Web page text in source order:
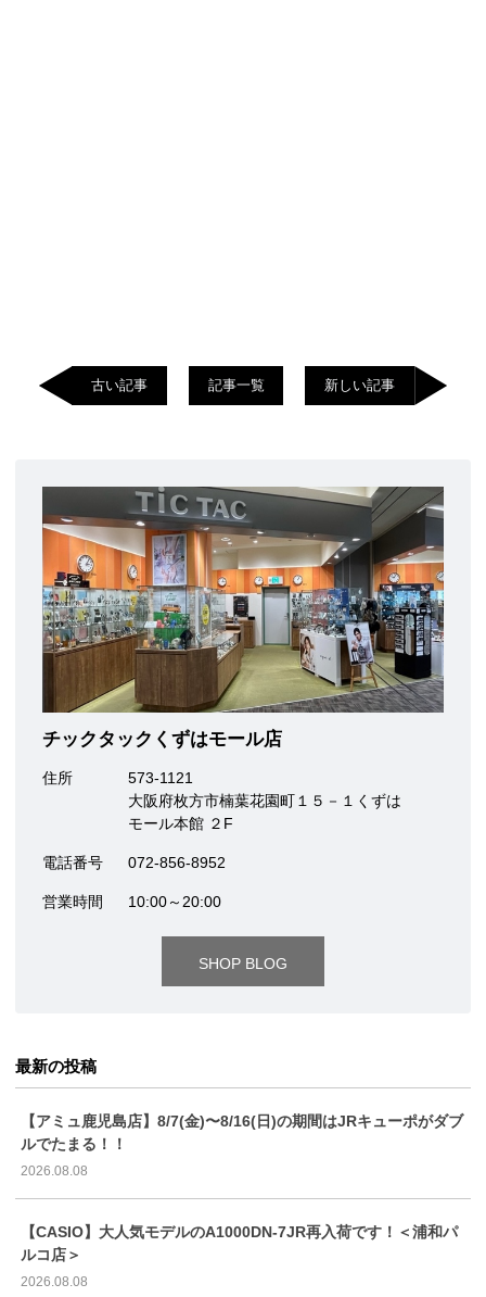
古い記事 記事一覧 新しい記事
チックタックくずはモール店
住所
573-1121
大阪府枚方市楠葉花園町１５－１くずは
モール本館 ２F
電話番号 072-856-8952
営業時間 10:00～20:00
SHOP BLOG
最新の投稿
【アミュ鹿児島店】8/7(金)〜8/16(日)の期間はJRキューポがダブ
ルでたまる！！
2026.08.08
【CASIO】大人気モデルのA1000DN-7JR再入荷です！＜浦和パ
ルコ店＞
2026.08.08